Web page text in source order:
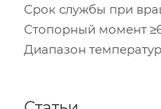
Срок службы при
Стопорный момент
Диапазон